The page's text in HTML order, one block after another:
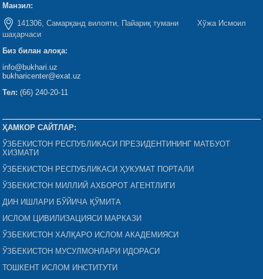
Манзил:
141306, Самарқанд вилояти, Пайариқ тумани Хўжа Исмоил
шаҳарчаси
Биз билан алоқа:
info@bukhari.uz
bukharicenter@exat.uz
Тел: (66) 240-20-11
ҲАМКОР САЙТЛАР:
ЎЗБЕКИСТОН РЕСПУБЛИКАСИ ПРЕЗИДЕНТИНИНГ МАТБУОТ
ХИЗМАТИ
ЎЗБЕКИСТОН РЕСПУБЛИКАСИ ҲУКУМАТ ПОРТАЛИ
ЎЗБЕКИСТОН МИЛЛИЙ АХБОРОТ АГЕНТЛИГИ
ДИН ИШЛАРИ БЎЙИЧА ҚЎМИТА
ИСЛОМ ЦИВИЛИЗАЦИЯСИ МАРКАЗИ
ЎЗБЕКИСТОН ХАЛҚАРО ИСЛОМ АКАДЕМИЯСИ
ЎЗБЕКИСТОН МУСУЛМОНЛАРИ ИДОРАСИ
ТОШКЕНТ ИСЛОМ ИНСТИТУТИ